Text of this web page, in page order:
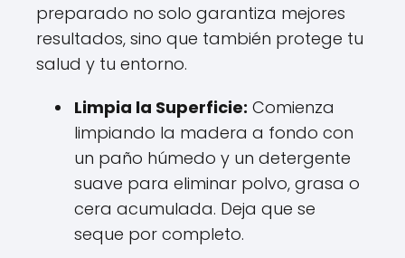
preparado no solo garantiza mejores
resultados, sino que también protege tu
salud y tu entorno.
Limpia la Superficie: Comienza
limpiando la madera a fondo con
un paño húmedo y un detergente
suave para eliminar polvo, grasa o
cera acumulada. Deja que se
seque por completo.